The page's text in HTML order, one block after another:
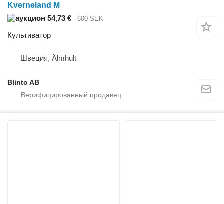
Kverneland M
54,73 €
600 SEK
Культиватор
Швеция, Älmhult
Blinto AB